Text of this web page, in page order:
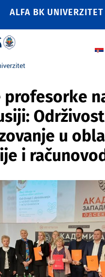
ALFA BK UNIVERZITET
STUDIJE
profesorke
u
i